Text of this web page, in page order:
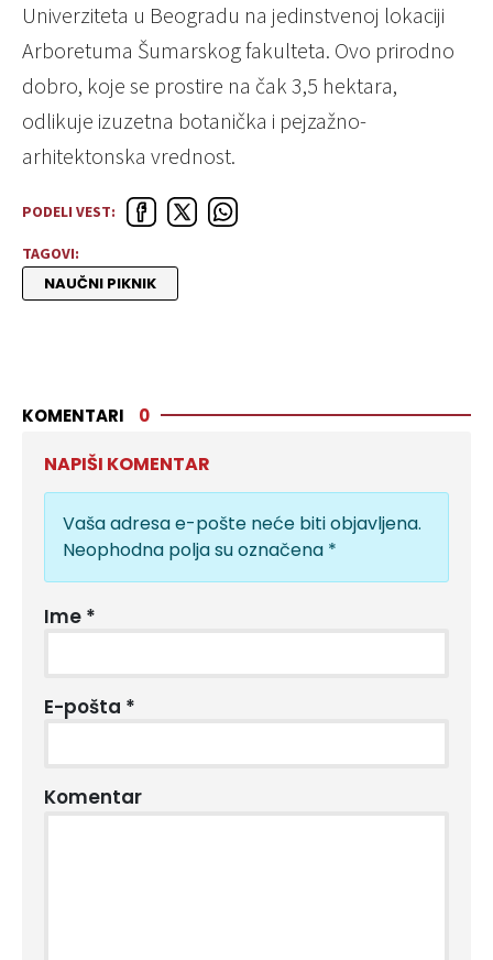
Univerziteta u Beogradu na jedinstvenoj lokaciji
Arboretuma Šumarskog fakulteta. Ovo prirodno
dobro, koje se prostire na čak 3,5 hektara,
odlikuje izuzetna botanička i pejzažno-
arhitektonska vrednost.
PODELI VEST:
TAGOVI:
NAUČNI PIKNIK
KOMENTARI 0
NAPIŠI KOMENTAR
Vaša adresa e-pošte neće biti objavljena.
Neophodna polja su označena *
Ime *
E-pošta *
Komentar